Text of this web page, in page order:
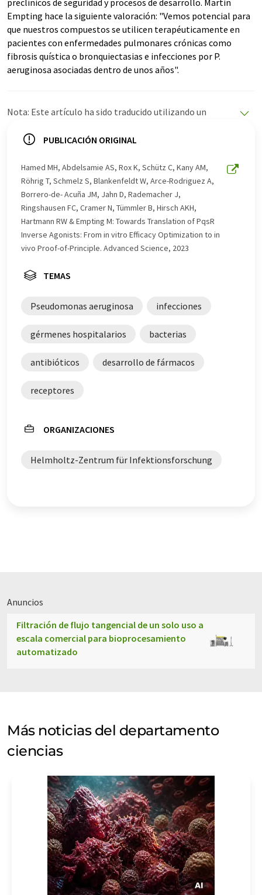
preclínicos de seguridad y procesos de desarrollo. Martin
Empting hace la siguiente valoración: "Vemos potencial para
que nuestros compuestos se utilicen terapéuticamente en
pacientes con enfermedades pulmonares crónicas como
fibrosis quística o bronquiectasias e infecciones por P.
aeruginosa asociadas dentro de unos años".
Nota: Este artículo ha sido traducido utilizando un
ofrece estas traducciones automáticas para presentar
este artículo ha sido traducido con traducción
automática, es posible que contenga errores de
vocabulario, sintaxis o gramática. El artículo original en
Inglés se puede encontrar aquí.
PUBLICACIÓN ORIGINAL
Hamed MH, Abdelsamie AS, Rox K, Schütz C, Kany AM,
Röhrig T, Schmelz S, Blankenfeldt W, Arce-Rodriguez A,
Borrero-de- Acuña JM, Jahn D, Rademacher J,
Ringshausen FC, Cramer N, Tümmler B, Hirsch AKH,
Hartmann RW & Empting M: Towards Translation of PqsR
Inverse Agonists: From in vitro Efficacy Optimization to in
vivo Proof-of-Principle. Advanced Science, 2023
TEMAS
Pseudomonas aeruginosa infecciones
gérmenes hospitalarios bacterias
antibióticos desarrollo de fármacos
receptores
ORGANIZACIONES
Helmholtz-Zentrum für Infektionsforschung
Anuncios
Filtración de flujo tangencial de un solo uso a
escala comercial para bioprocesamiento
automatizado
Más noticias del departamento
ciencias